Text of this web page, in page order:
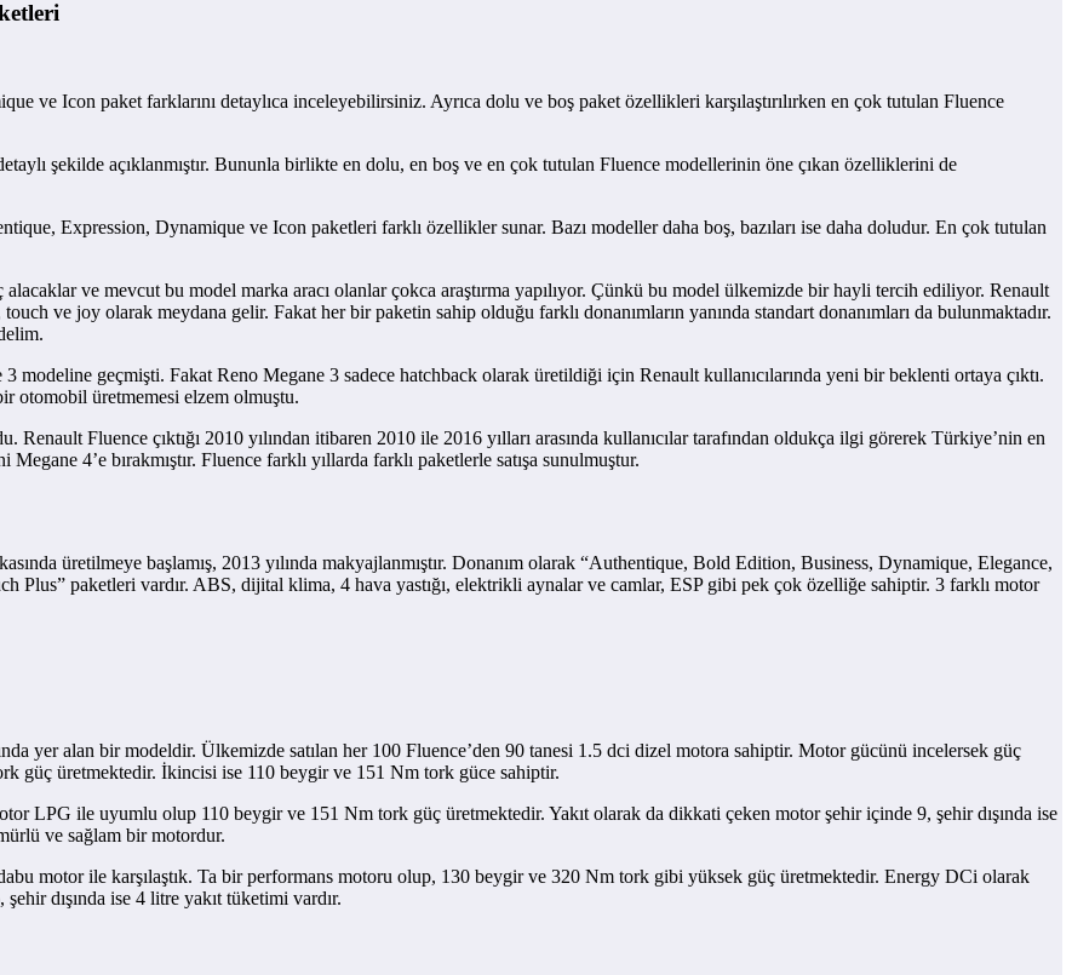
ve Icon paket farklarını detaylıca inceleyebilirsiniz. Ayrıca dolu ve boş paket özellikleri karşılaştırılırken en çok tutulan Fluence
şekilde açıklanmıştır. Bununla birlikte en dolu, en boş ve en çok tutulan Fluence modellerinin öne çıkan özelliklerini de
Expression, Dynamique ve Icon paketleri farklı özellikler sunar. Bazı modeller daha boş, bazıları ise daha doludur. En çok tutulan
alacaklar ve mevcut bu model marka aracı olanlar çokca araştırma yapılıyor. Çünkü bu model ülkemizde bir hayli tercih ediliyor. Renault
ve joy olarak meydana gelir. Fakat her bir paketin sahip olduğu farklı donanımların yanında standart donanımları da bulunmaktadır.
geçmişti. Fakat Reno Megane 3 sadece hatchback olarak üretildiği için Renault kullanıcılarında yeni bir beklenti ortaya çıktı.
otomobil üretmemesi elzem olmuştu.
Renault Fluence çıktığı 2010 yılından itibaren 2010 ile 2016 yılları arasında kullanıcılar tarafından oldukça ilgi görerek Türkiye’nin en
4’e bırakmıştır. Fluence farklı yıllarda farklı paketlerle satışa sunulmuştur.
üretilmeye başlamış, 2013 yılında makyajlanmıştır. Donanım olarak “Authentique, Bold Edition, Business, Dynamique, Elegance,
Plus” paketleri vardır. ABS, dijital klima, 4 hava yastığı, elektrikli aynalar ve camlar, ESP gibi pek çok özelliğe sahiptir. 3 farklı motor
yer alan bir modeldir. Ülkemizde satılan her 100 Fluence’den 90 tanesi 1.5 dci dizel motora sahiptir. Motor gücünü incelersek güç
güç üretmektedir. İkincisi ise 110 beygir ve 151 Nm tork güce sahiptir.
LPG ile uyumlu olup 110 beygir ve 151 Nm tork güç üretmektedir. Yakıt olarak da dikkati çeken motor şehir içinde 9, şehir dışında ise
ve sağlam bir motordur.
motor ile karşılaştık. Ta bir performans motoru olup, 130 beygir ve 320 Nm tork gibi yüksek güç üretmektedir. Energy DCi olarak
dışında ise 4 litre yakıt tüketimi vardır.